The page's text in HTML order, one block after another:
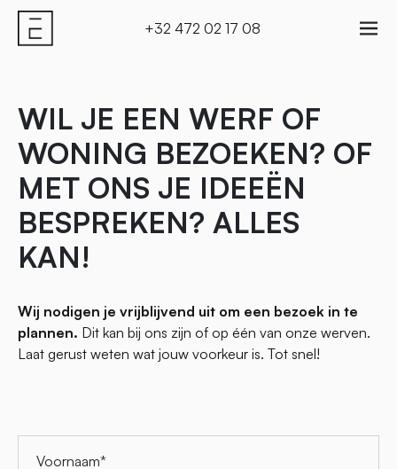
+32 472 02 17 08
WIL JE EEN WERF OF
WONING BEZOEKEN? OF
MET ONS JE IDEEËN
BESPREKEN? ALLES
KAN!
Wij nodigen je vrijblijvend uit om een bezoek in te
plannen. Dit kan bij ons zijn of op één van onze werven.
Laat gerust weten wat jouw voorkeur is. Tot snel!
Voornaam